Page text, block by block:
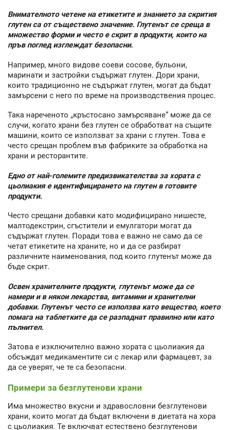
Внимателното четене на етикетите и знанието за скрития
глутен са от съществено значение. Глутенът се среща в
множество форми и често е скрит в продукти, които на
пръв поглед изглеждат безопасни.
Например, много видове соеви сосове, бульони,
маринати и застройки съдържат глутен. Дори храни,
които традиционно не съдържат глутен, могат да бъдат
замърсени с него по време на производствения процес.
Така нареченото „кръстосано замърсяване“ може да се
случи, когато храни без глутен се обработват на същите
машини, които се използват за храни с глутен. Това е
често срещан проблем във фабриките за обработка на
храни и ресторантите.
Едно от най-големите предизвикателства за хората с
цьолиакия е идентифицирането на глутен в готовите
продукти.
Често срещани добавки като модифицирано нишесте,
малтодекстрин, сгъстители и емулгатори могат да
съдържат глутен. Поради това е важно не само да се
четат етикетите на храните, но и да се разбират
различните наименования, под които глутенът може да
бъде скрит.
Освен хранителните продукти, глутенът може да се
намери и в някои лекарства, витамини и хранителни
добавки. Глутенът често се използва като вещество, което
помага на таблетките да се разпаднат правилно или като
пълнител.
Затова е изключително важно хората с цьолиакия да
обсъждат медикаментите си с лекар или фармацевт, за
да се уверят, че те са безопасни.
Примери за безглутенови храни
Има множество вкусни и здравословни безглутенови
храни, които могат да бъдат включени в диетата на хора
с цьолиакия. Те включват естествено безглутенови